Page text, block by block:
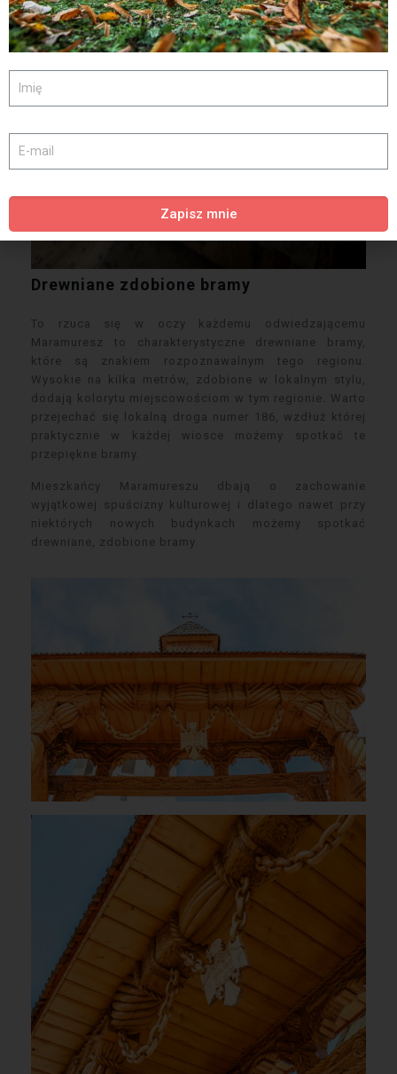
Drewniane zdobione bramy
To rzuca się w oczy każdemu odwiedzającemu
Maramuresz to charakterystyczne drewniane bramy,
które są znakiem rozpoznawalnym tego regionu.
Wysokie na kilka metrów, zdobione w lokalnym stylu,
dodają kolorytu miejscowościom w tym regionie. Warto
przejechać się lokalną droga numer 186, wzdłuż której
praktycznie w każdej wiosce możemy spotkać te
przepiękne bramy.
Mieszkańcy Maramureszu dbają o zachowanie
wyjątkowej spuścizny kulturowej i dlatego nawet przy
niektórych nowych budynkach możemy spotkać
drewniane, zdobione bramy.
Zapisz mnie